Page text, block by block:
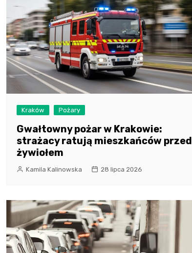
Kraków Pożary
Gwałtowny pożar w Krakowie:
strażacy ratują mieszkańców przed
żywiołem
Kamila Kalinowska 28 lipca 2026